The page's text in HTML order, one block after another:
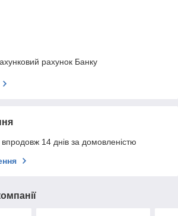
рахунок Банку
14 днів за домовленістю